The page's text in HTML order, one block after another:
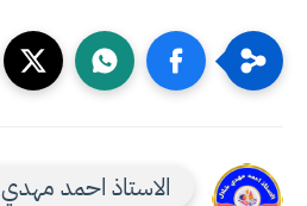
الاستاذ احمد مهدي 1